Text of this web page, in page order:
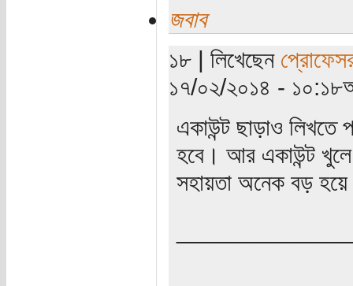
জবাব
১৮ | লিখেছেন
১৭/০২/২০১৪ -
একাউন্ট ছাড়াও লিখতে
হবে। আর একাউন্ট
সহায়তা অনেক বড় হয়ে